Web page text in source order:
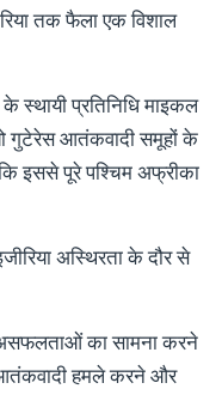
तक फैला एक विशाल
स्थायी प्रतिनिधि माइकल
गुटेरेस आतंकवादी समूहों के
इससे पूरे पश्चिम अफ्रीका
अस्थिरता के दौर से
असफलताओं का सामना करने
हमले करने और